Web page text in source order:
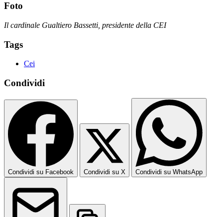
Foto
Il cardinale Gualtiero Bassetti, presidente della CEI
Tags
Cei
Condividi
Condividi su Facebook Condividi su X Condividi su WhatsApp